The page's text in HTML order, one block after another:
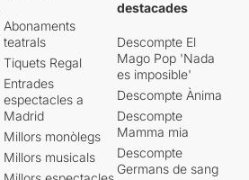
Abonaments
teatrals
Tiquets Regal
Entrades
espectacles a
Madrid
Millors monòlegs
Millors musicals
destacades
Descompte El
Mago Pop 'Nada
es imposible'
Descompte Ànima
Descompte
Mamma mia
Descompte
Germans de sang